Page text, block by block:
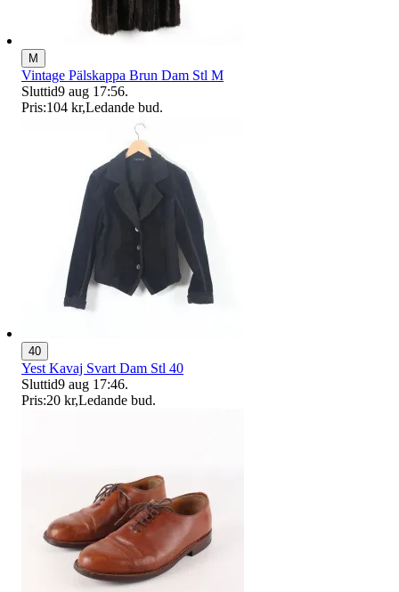
M
Vintage Pälskappa Brun Dam Stl M
Sluttid9 aug 17:56.
Pris:104 kr,Ledande bud.
40
Yest Kavaj Svart Dam Stl 40
Sluttid9 aug 17:46.
Pris:20 kr,Ledande bud.